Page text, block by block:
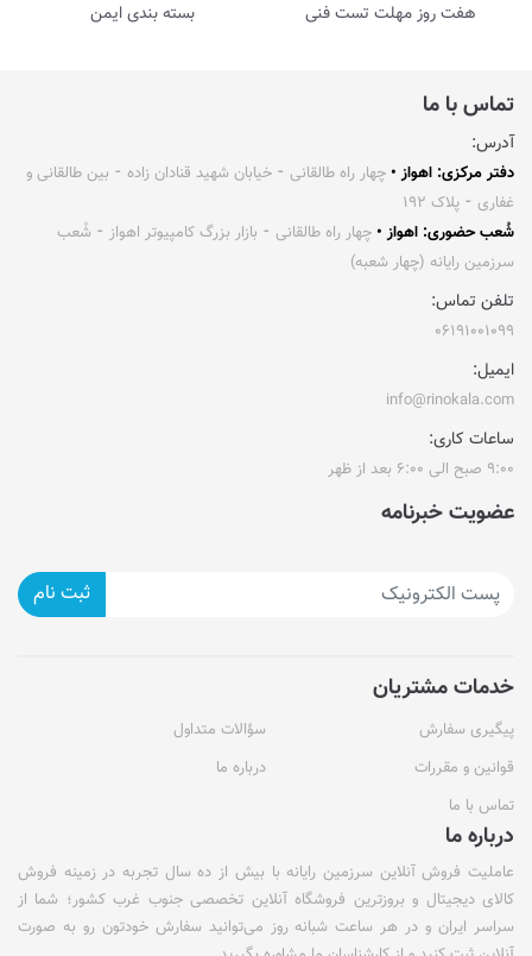
هفت روز مهلت تست فنی بسته بندی ایمن
تماس با ما
آدرس:
دفتر مرکزی: اهواز • چهار راه طالقانی ⁃ خیابان شهید قنادان زاده ⁃ بین طالقانی و
غفاری ⁃ پلاک ۱۹۲
شُعب حضوری: اهواز • چهار راه طالقانی ⁃ بازار بزرگ کامپیوتر اهواز ⁃ شُعب
سرزمین رایانه (چهار شعبه)
تلفن تماس:
۰۶۱۹۱۰۰۱۰۹۹
ایمیل:
info@rinokala.com
ساعات کاری:
۹:۰۰ صبح الی ۶:۰۰ بعد از ظهر
عضویت خبرنامه
ثبت نام
خدمات مشتریان
پیگیری سفارش
سؤالات متداول
قوانین و مقررات
درباره ما
تماس با ما
درباره ما
عاملیت فروش آنلاین سرزمین رایانه با بیش از ده سال تجربه در زمینه فروش
کالای دیجیتال و بروزترین فروشگاه آنلاین تخصصی جنوب غرب کشور؛ شما از
سراسر ایران و در هر ساعت شبانه روز می‌توانید سفارش خودتون رو به صورت